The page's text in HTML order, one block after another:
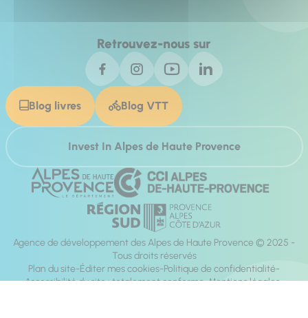
Retrouvez-nous sur
Blog livres Blog VTT
Invest In Alpes de Haute Provence
Agence de développement des Alpes de Haute Provence © 2025 -
Tous droits réservés
Plan du site Éditer mes cookies Politique de confidentialité
Accessibilité du site : totalement conforme Mentions légales